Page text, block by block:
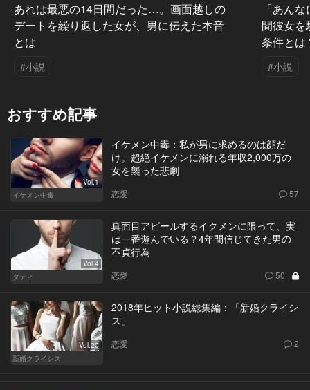
あれは最悪の14日間だった…。画面越しの
デートを繰り返した女が、男に伝えた本音
とは
#小説
「あん
間彼女
条件とは
#小説
おすすめ記事
Vol.1
イケメン中毒
イケメン中毒：私が男に求めるのは顔だ
け。超絶イケメンに溺れる年収2,000万の
女を襲った悲劇
恋愛 57
Vol.4
ダディ
真面目アピールするイクメンに限って、実
は一番遊んでいる？4年間信じてきた男の
不貞行為
恋愛 50
Vol.20
新婚クライシス
2018年ヒット小説総集編：「新婚クライシ
ス」
恋愛 2